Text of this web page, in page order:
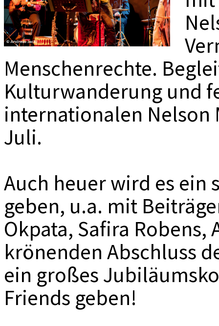
Menschenrechte.
Kulturwanderung und
internationalen Nelson
Juli.
Auch heuer wird es ein
geben, u.a. mit
Okpata, Safira
krönenden Abschluss
ein großes
Friends geben!